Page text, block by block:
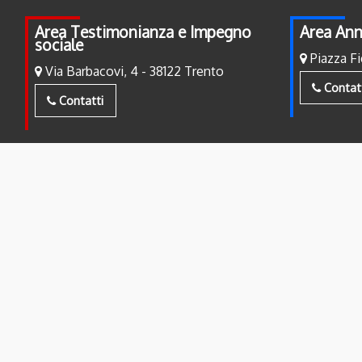
Area Testimonianza e Impegno
sociale
Via Barbacovi, 4 - 38122 Trento
Contatti
Area
Piazza